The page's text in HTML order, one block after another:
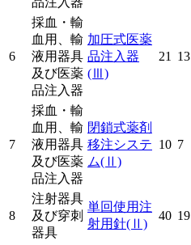
6
採血・輸
血用、輸
液用器具
及び医薬
品注入器
加圧式医薬
品注入器
(Ⅲ)
21 13
7
採血・輸
血用、輸
液用器具
及び医薬
品注入器
閉鎖式薬剤
移注システ
ム(Ⅱ)
10 7
8
注射器具
及び穿刺
器具
単回使用注
射用針(Ⅱ)
40 19